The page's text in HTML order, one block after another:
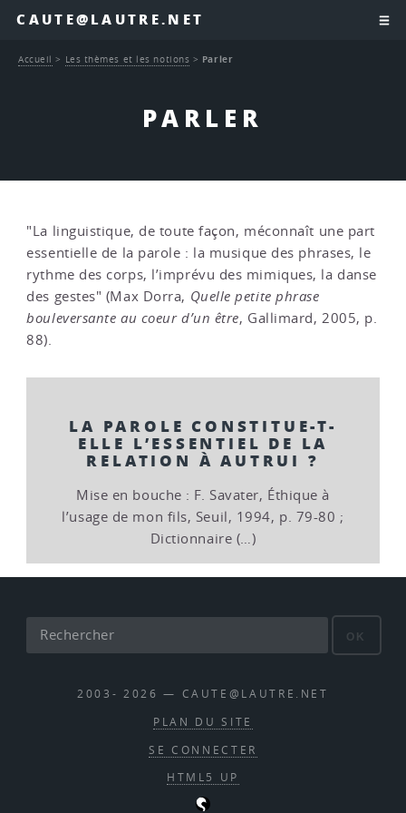
CAUTE@LAUTRE.NET
PARLER
Accueil > Les thèmes et les notions > Parler
"La linguistique, de toute façon, méconnaît une part
essentielle de la parole : la musique des phrases, le
rythme des corps, l’imprévu des mimiques, la danse
des gestes" (Max Dorra, Quelle petite phrase
bouleversante au coeur d’un être, Gallimard, 2005, p.
88).
LA PAROLE CONSTITUE-T-
ELLE L’ESSENTIEL DE LA
RELATION À AUTRUI ?
Mise en bouche : F. Savater, Éthique à
l’usage de mon fils, Seuil, 1994, p. 79-80 ;
Dictionnaire (…)
OK
2003- 2026 — CAUTE@LAUTRE.NET
PLAN DU SITE
SE CONNECTER
HTML5 UP